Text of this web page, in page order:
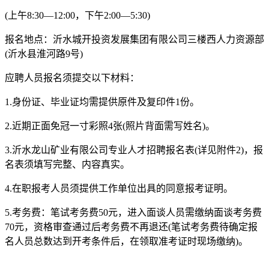
(上午8:30—12:00，下午2:00—5:30)
报名地点：沂水城开投资发展集团有限公司三楼西人力资源部
(沂水县淮河路9号)
应聘人员报名须提交以下材料：
1.身份证、毕业证均需提供原件及复印件1份。
2.近期正面免冠一寸彩照4张(照片背面需写姓名)。
3.沂水龙山矿业有限公司专业人才招聘报名表(详见附件2)，报
名表须填写完整、内容真实。
4.在职报考人员须提供工作单位出具的同意报考证明。
5.考务费：笔试考务费50元，进入面谈人员需缴纳面谈考务费
70元，资格审查通过后考务费不再退还(笔试考务费待确定报
名人员总数达到开考条件后，在领取准考证时现场缴纳)。